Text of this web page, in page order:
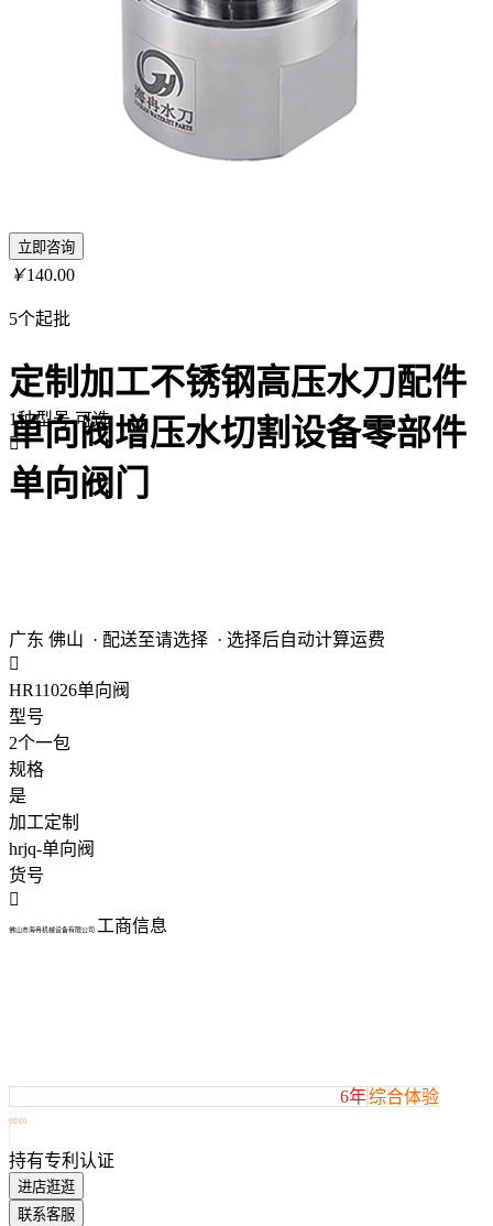
立即咨询
￥140.00
5个起批
定制加工不锈钢高压水刀配件
单向阀增压水切割设备零部件
单向阀门
1种型号可选

广东 佛山 · 配送至请选择 · 选择后自动计算运费

HR11026单向阀
型号
2个一包
规格
是
加工定制
hrjq-单向阀
货号

佛山市海冉机械设备有限公司 工商信息
6年综合体验
   
持有专利认证
进店逛逛
联系客服